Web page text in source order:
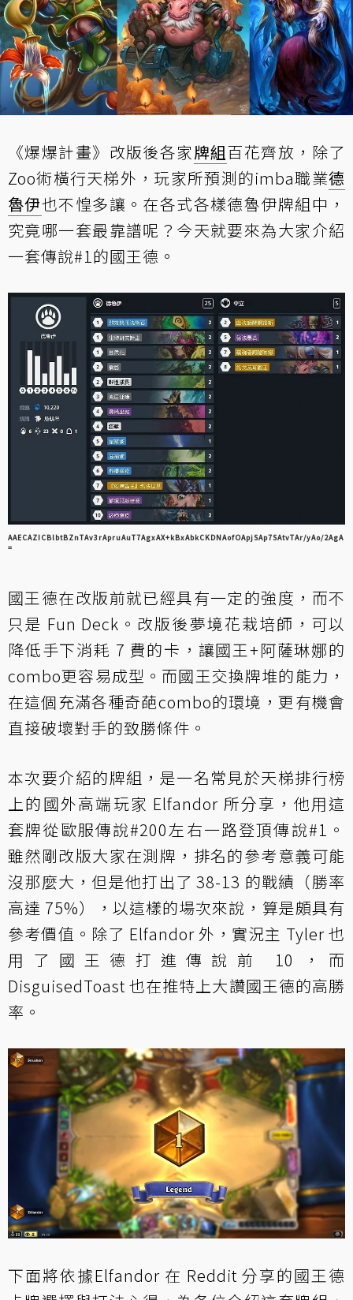
《爆爆計畫》改版後各家牌組百花齊放，除了
Zoo術橫行天梯外，玩家所預測的imba職業德
魯伊也不惶多讓。在各式各樣德魯伊牌組中，
究竟哪一套最靠譜呢？今天就要來為大家介紹
一套傳說#1的國王德。
AAECAZICBlbtBZnTAv3rApruAuT7AgxAX+kBxAbkCKDNAofOApjSAp7SAtvTAr/yAo/2AgA
=
國王德在改版前就已經具有一定的強度，而不
只是 Fun Deck。改版後夢境花栽培師，可以
降低手下消耗 7 費的卡，讓國王+阿薩琳娜的
combo更容易成型。而國王交換牌堆的能力，
在這個充滿各種奇葩combo的環境，更有機會
直接破壞對手的致勝條件。
本次要介紹的牌組，是一名常見於天梯排行榜
上的國外高端玩家 Elfandor 所分享，他用這
套牌從歐服傳說#200左右一路登頂傳說#1。
雖然剛改版大家在測牌，排名的參考意義可能
沒那麼大，但是他打出了 38-13 的戰績（勝率
高達 75%），以這樣的場次來說，算是頗具有
參考價值。除了 Elfandor 外，實況主 Tyler 也
用了國王德打進傳說前 10，而
DisguisedToast 也在推特上大讚國王德的高勝
率。
下面將依據Elfandor 在 Reddit 分享的國王德